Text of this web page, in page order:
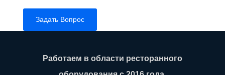
Задать Вопрос
Работаем в области ресторанного